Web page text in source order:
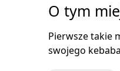
O tym
Pierwsze takie
swojego